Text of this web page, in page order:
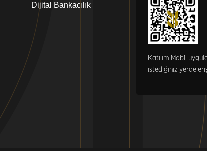
Dijital Bankacılık
Katılım Mobil
istediğiniz yerde